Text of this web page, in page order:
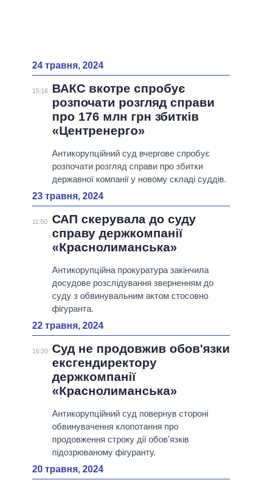
24 травня, 2024
15:16
ВАКС вкотре спробує
розпочати розгляд справи
про 176 млн грн збитків
«Центренерго»
Антикорупційний суд вчергове спробує
розпочати розгляд справи про збитки
державної компанії у новому складі суддів.
23 травня, 2024
11:50
САП скерувала до суду
справу держкомпанії
«Краснолиманська»
Антикорупційна прокуратура закінчила
досудове розслідування зверненням до
суду з обвинувальним актом стосовно
фігуранта.
22 травня, 2024
16:20 Суд не продовжив обов'язки
ексгендиректору
держкомпанії
«Краснолиманська»
Антикорупційний суд повернув стороні
обвинувачення клопотання про
продовження строку дії обов'язків
підозрюваному фігуранту.
20 травня, 2024